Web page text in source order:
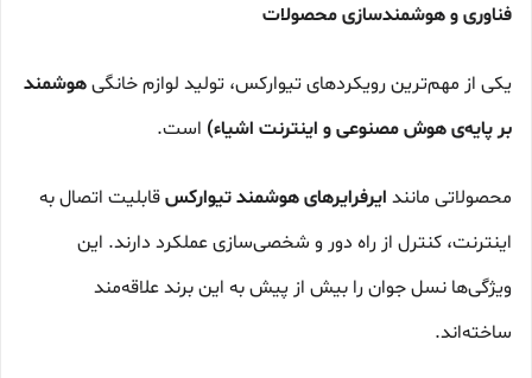
فناوری و هوشمندسازی محصولات
یکی از مهم‌ترین رویکردهای تیوارکس، تولید لوازم خانگیهوشمند
بر پایه‌ی هوش مصنوعی و اینترنت اشیاء) است.
محصولاتی مانند ایرفرایرهای هوشمند تیوارکسقابلیت اتصال به
اینترنت، کنترل از راه دور و شخصی‌سازی عملکرد دارند. این
ویژگی‌ها نسل جوان را بیش از پیش به این برند علاقه‌مند
ساخته‌اند.